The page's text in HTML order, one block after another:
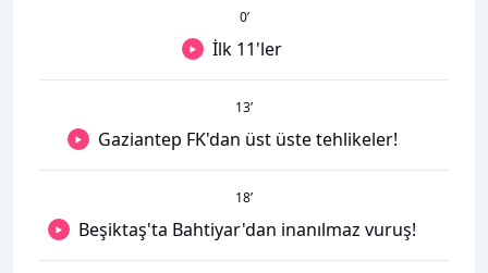
0’
İlk 11'ler
13’
Gaziantep FK'dan üst üste tehlikeler!
18’
Beşiktaş'ta Bahtiyar'dan inanılmaz vuruş!